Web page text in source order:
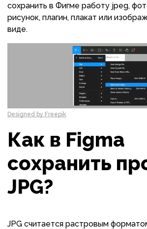
сохранить в Фигме работу jpeg,
рисунок, плагин, плакат или
виде.
Designed by Freepik
Как в Figma
сохранить
JPG?
JPG считается растровым